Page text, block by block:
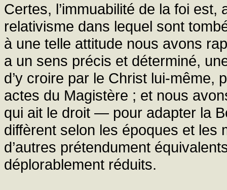
Certes, l’immuabilité de la foi est,
relativisme dans lequel sont
à une telle attitude nous avons
a un sens précis et déterminé,
d’y croire par le Christ lui-même,
actes du Magistère ; et nous
qui ait le droit — pour adapter la
diffèrent selon les époques et
d’autres prétendument
déplorablement réduits.